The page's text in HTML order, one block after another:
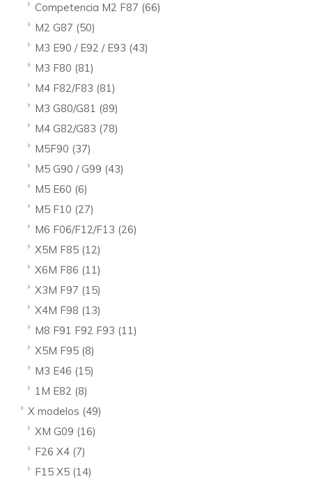
Competencia M2 F87 (66)
M2 G87 (50)
M3 E90 / E92 / E93 (43)
M3 F80 (81)
M4 F82/F83 (81)
M3 G80/G81 (89)
M4 G82/G83 (78)
M5F90 (37)
M5 G90 / G99 (43)
M5 E60 (6)
M5 F10 (27)
M6 F06/F12/F13 (26)
X5M F85 (12)
X6M F86 (11)
X3M F97 (15)
X4M F98 (13)
M8 F91 F92 F93 (11)
X5M F95 (8)
M3 E46 (15)
1M E82 (8)
X modelos (49)
XM G09 (16)
F26 X4 (7)
F15 X5 (14)